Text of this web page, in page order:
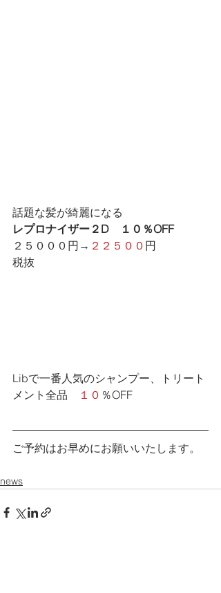
話題な髪が綺麗になる
レプロナイザー２D　１０％OFF
２５０００円→ ２２５００ 円
税抜
Libで一番人気のシャンプー、トリート
メント全品
１０ ％OFF
ご予約はお早めにお願いいたします。
news